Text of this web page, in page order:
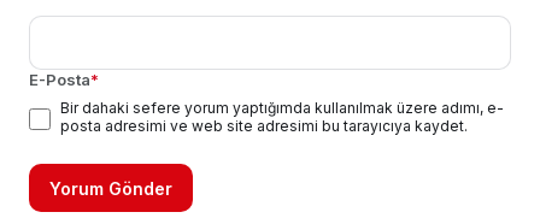
E-Posta*
Bir dahaki sefere yorum yaptığımda kullanılmak üzere adımı, e-
posta adresimi ve web site adresimi bu tarayıcıya kaydet.
Yorum Gönder